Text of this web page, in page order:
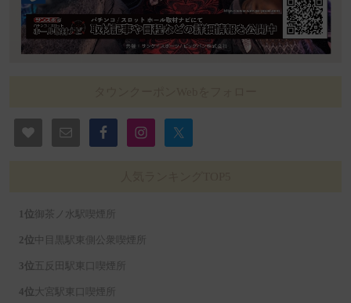
御茶ノ水駅喫煙所
中目黒駅東側公衆喫煙所
五反田駅東口喫煙所
大宮駅東口喫煙所